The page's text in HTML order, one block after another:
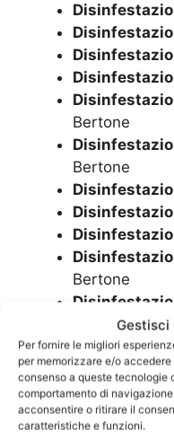
Gestisci
Per fornire le migliori
per memorizzare e/o
consenso a queste tecnologie
comportamento di
acconsentire o ritirare il
caratteristiche e funzioni.
Bertone
Bertone
Bertone
Bertone
Bertone